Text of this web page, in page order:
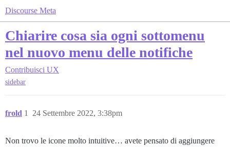
Discourse Meta
Chiarire cosa sia ogni sottomenu
nel nuovo menu delle notifiche
Contribuisci UX
sidebar
frold 24 Settembre 2022, 3:38pm
1
Non trovo le icone molto intuitive… avete pensato di aggiungere